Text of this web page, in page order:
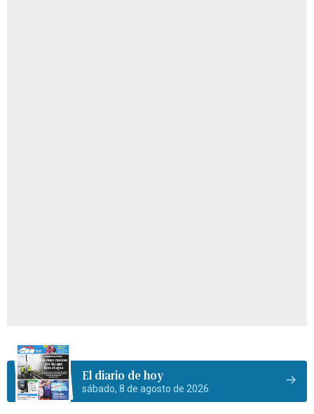
El diario de hoy
sábado, 8 de agosto de 2026